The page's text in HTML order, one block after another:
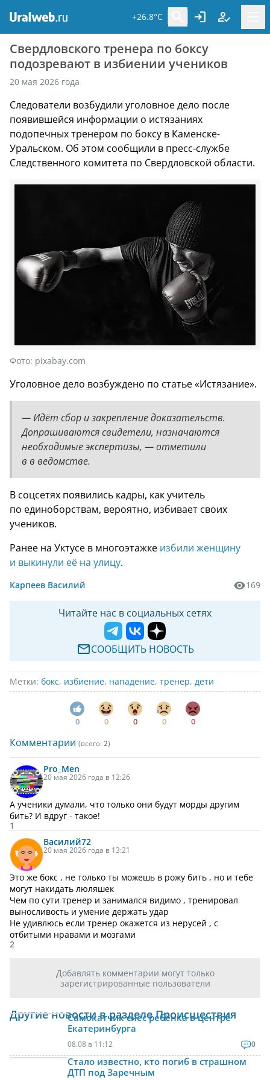
+26.8°C
Свердловского тренера по боксу
подозревают в избиении учеников
20 мая 2026 года
Следователи возбудили уголовное дело после
появившейся информации о истязаниях
подопечных тренером по боксу в Каменске-
Уральском. Об этом сообщили в пресс-службе
Следственного комитета по Свердловской области.
Фото: pixabay.com
Уголовное дело возбуждено по статье «Истязание».
— Идёт сбор и закрепление доказательств.
Допрашиваются свидетели, назначаются
необходимые экспертизы, — отметили
в в ведомстве.
В соцсетях появились кадры, как учитель
по единоборствам, вероятно, избивает своих
учеников.
Ранее на Уктусе в многоэтажке избили женщину
и выкинули её на улицу.
Карпеев Василий 169
Читайте нас в социальных сетях
СООБЩИТЬ НОВОСТЬ
Метки: бокс, избиение, нападение, тренер, дети
0 0 0 0 0
Комментарии (всего: 2)
Pro_Men
20 мая 2026 года в 12:26
А ученики думали, что только они будут морды другим
бить? И вдруг - такое!
1
Василий72
20 мая 2026 года в 13:21
Это же бокс , не только ты можешь в рожу бить , но и тебе
могут накидать люляшек
Чем по сути тренер и занимался видимо , тренировал
выносливость и умение держать удар
Не удивлюсь если тренер окажется из нерусей , с
отбитыми нравами и мозгами
2
Добавлять комментарии могут только
зарегистрированные пользователи
Другие новости в разделе Происшествия
Самокатчик снёс ребёнка в центре
Екатеринбурга
08.08 в 11:12 0
Стало известно, кто погиб в страшном
ДТП под Заречным